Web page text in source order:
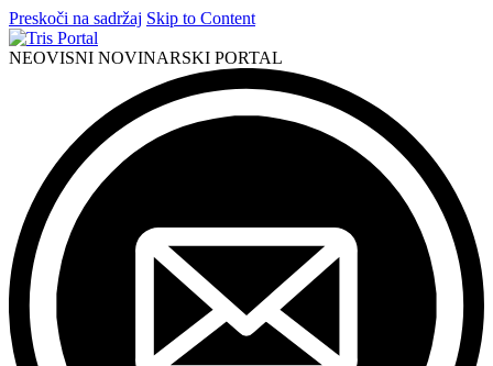
Preskoči na sadržaj Skip to Content
NEOVISNI NOVINARSKI PORTAL